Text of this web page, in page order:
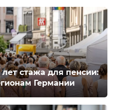
стажа для пенсии:
Германии